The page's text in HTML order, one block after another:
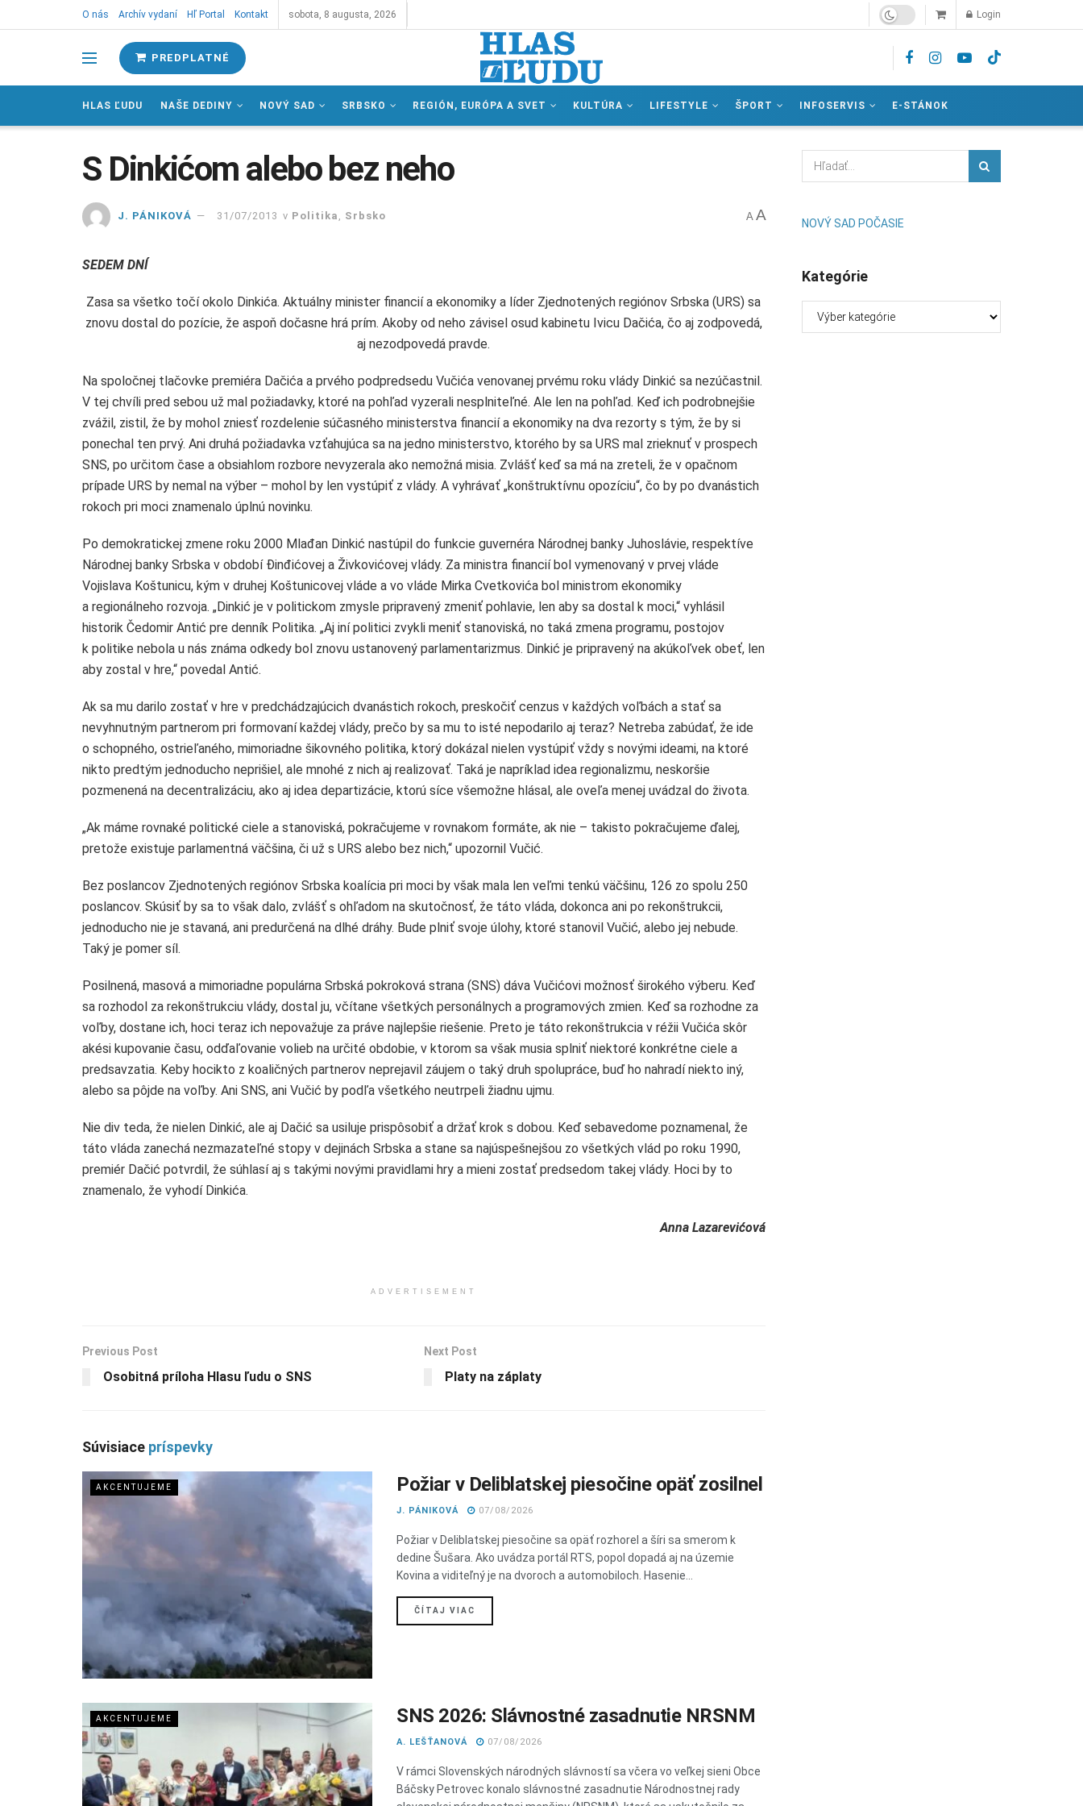
O nás Archív vydaní Hľ Portal Kontakt sobota, 8 augusta, 2026 Login
PREDPLATNÉ
HLAS ĽUDU NAŠE DEDINY NOVÝ SAD SRBSKO REGIÓN, EURÓPA A SVET KULTÚRA LIFESTYLE ŠPORT INFOSERVIS E-STÁNOK
S Dinkićom alebo bez neho
J. PÁNIKOVÁ 31/07/2013 v Politika Srbsko A A
SEDEM DNÍ
Zasa sa všetko točí okolo Dinkića. Aktuálny minister financií a ekonomiky a líder Zjednotených regiónov Srbska (URS) sa
znovu dostal do pozície, že aspoň dočasne hrá prím. Akoby od neho závisel osud kabinetu Ivicu Dačića, čo aj zodpovedá,
aj nezodpovedá pravde.
Na spoločnej tlačovke premiéra Dačića a prvého podpredsedu Vučića venovanej prvému roku vlády Dinkić sa nezúčastnil.
V tej chvíli pred sebou už mal požiadavky, ktoré na pohľad vyzerali nesplniteľné. Ale len na pohľad. Keď ich podrobnejšie
zvážil, zistil, že by mohol zniesť rozdelenie súčasného ministerstva financií a ekonomiky na dva rezorty s tým, že by si
ponechal ten prvý. Ani druhá požiadavka vzťahujúca sa na jedno ministerstvo, ktorého by sa URS mal zrieknuť v prospech
SNS, po určitom čase a obsiahlom rozbore nevyzerala ako nemožná misia. Zvlášť keď sa má na zreteli, že v opačnom
prípade URS by nemal na výber – mohol by len vystúpiť z vlády. A vyhrávať „konštruktívnu opozíciu“, čo by po dvanástich
rokoch pri moci znamenalo úplnú novinku.
Po demokratickej zmene roku 2000 Mlađan Dinkić nastúpil do funkcie guvernéra Národnej banky Juhoslávie, respektíve
Národnej banky Srbska v období Đinđićovej a Živkovićovej vlády. Za ministra financií bol vymenovaný v prvej vláde
Vojislava Koštunicu, kým v druhej Koštunicovej vláde a vo vláde Mirka Cvetkovića bol ministrom ekonomiky
a regionálneho rozvoja. „Dinkić je v politickom zmysle pripravený zmeniť pohlavie, len aby sa dostal k moci,“ vyhlásil
historik Čedomir Antić pre denník Politika. „Aj iní politici zvykli meniť stanoviská, no taká zmena programu, postojov
k politike nebola u nás známa odkedy bol znovu ustanovený parlamentarizmus. Dinkić je pripravený na akúkoľvek obeť, len
aby zostal v hre,“ povedal Antić.
Ak sa mu darilo zostať v hre v predchádzajúcich dvanástich rokoch, preskočiť cenzus v každých voľbách a stať sa
nevyhnutným partnerom pri formovaní každej vlády, prečo by sa mu to isté nepodarilo aj teraz? Netreba zabúdať, že ide
o schopného, ostrieľaného, mimoriadne šikovného politika, ktorý dokázal nielen vystúpiť vždy s novými ideami, na ktoré
nikto predtým jednoducho neprišiel, ale mnohé z nich aj realizovať. Taká je napríklad idea regionalizmu, neskoršie
pozmenená na decentralizáciu, ako aj idea departizácie, ktorú síce všemožne hlásal, ale oveľa menej uvádzal do života.
„Ak máme rovnaké politické ciele a stanoviská, pokračujeme v rovnakom formáte, ak nie – takisto pokračujeme ďalej,
pretože existuje parlamentná väčšina, či už s URS alebo bez nich,“ upozornil Vučić.
Bez poslancov Zjednotených regiónov Srbska koalícia pri moci by však mala len veľmi tenkú väčšinu, 126 zo spolu 250
poslancov. Skúsiť by sa to však dalo, zvlášť s ohľadom na skutočnosť, že táto vláda, dokonca ani po rekonštrukcii,
jednoducho nie je stavaná, ani predurčená na dlhé dráhy. Bude plniť svoje úlohy, ktoré stanovil Vučić, alebo jej nebude.
Taký je pomer síl.
Posilnená, masová a mimoriadne populárna Srbská pokroková strana (SNS) dáva Vučićovi možnosť širokého výberu. Keď
sa rozhodol za rekonštrukciu vlády, dostal ju, včítane všetkých personálnych a programových zmien. Keď sa rozhodne za
voľby, dostane ich, hoci teraz ich nepovažuje za práve najlepšie riešenie. Preto je táto rekonštrukcia v réžii Vučića skôr
akési kupovanie času, odďaľovanie volieb na určité obdobie, v ktorom sa však musia splniť niektoré konkrétne ciele a
predsavzatia. Keby hocikto z koaličných partnerov neprejavil záujem o taký druh spolupráce, buď ho nahradí niekto iný,
alebo sa pôjde na voľby. Ani SNS, ani Vučić by podľa všetkého neutrpeli žiadnu ujmu.
Nie div teda, že nielen Dinkić, ale aj Dačić sa usiluje prispôsobiť a držať krok s dobou. Keď sebavedome poznamenal, že
táto vláda zanechá nezmazateľné stopy v dejinách Srbska a stane sa najúspešnejšou zo všetkých vlád po roku 1990,
premiér Dačić potvrdil, že súhlasí aj s takými novými pravidlami hry a mieni zostať predsedom takej vlády. Hoci by to
znamenalo, že vyhodí Dinkića.
Anna Lazarevićová
ADVERTISEMENT
Previous Post
Osobitná príloha Hlasu ľudu o SNS
Next Post
Platy na záplaty
Súvisiace príspevky
AKCENTUJEME Požiar v Deliblatskej piesočine opäť zosilnel
J. PÁNIKOVÁ 07/08/2026
Požiar v Deliblatskej piesočine sa opäť rozhorel a šíri sa smerom k
dedine Šušara. Ako uvádza portál RTS, popol dopadá aj na územie
Kovina a viditeľný je na dvoroch a automobiloch. Hasenie...
ČÍTAJ VIAC
AKCENTUJEME SNS 2026: Slávnostné zasadnutie NRSNM
A. LEŠŤANOVÁ 07/08/2026
V rámci Slovenských národných slávností sa včera vo veľkej sieni Obce
Báčsky Petrovec konalo slávnostné zasadnutie Národnostnej rady
NOVÝ SAD POČASIE
Kategórie